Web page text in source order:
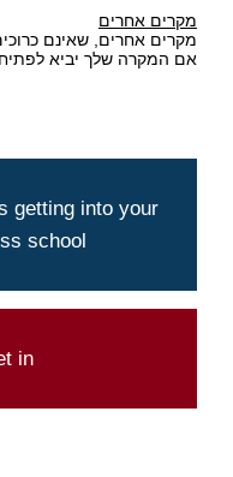
מקרים אחרים
מקרים אחרים, שאינם
אם המקרה שלך יביא
getting into your
school
it happen
in? calculator